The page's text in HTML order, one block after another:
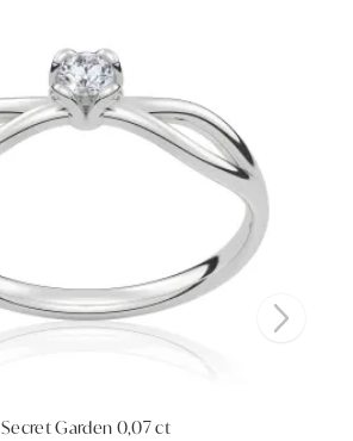
Secret Garden 0,07 ct